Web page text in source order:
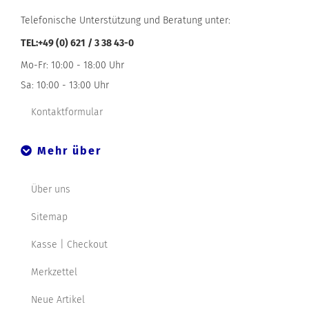
Telefonische Unterstützung und Beratung unter:
TEL:+49 (0) 621 / 3 38 43-0
Mo-Fr: 10:00 - 18:00 Uhr
Sa: 10:00 - 13:00 Uhr
Kontaktformular
Mehr über
Über uns
Sitemap
Kasse | Checkout
Merkzettel
Neue Artikel